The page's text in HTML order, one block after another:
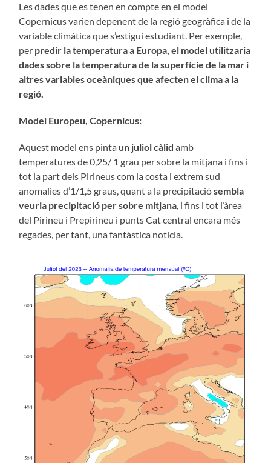
Les dades que es tenen en compte en el model
Copernicus varien depenent de la regió geogràfica i de la
variable climàtica que s’estigui estudiant. Per exemple,
per predir la temperatura a Europa, el model utilitzaria
dades sobre la temperatura de la superfície de la mar i
altres variables oceàniques que afecten el clima a la
regió.
Model Europeu, Copernicus:
Aquest model ens pinta un juliol càlidamb
temperatures de 0,25/ 1 grau per sobre la mitjana i fins i
tot la part dels Pirineus com la costa i extrem sud
anomalies d’1/1,5 graus, quant a la precipitaciósembla
veuria precipitació per sobre mitjana , i fins i tot l’àrea
del Pirineu i Prepirineu i punts Cat central encara més
regades, per tant, una fantàstica notícia.